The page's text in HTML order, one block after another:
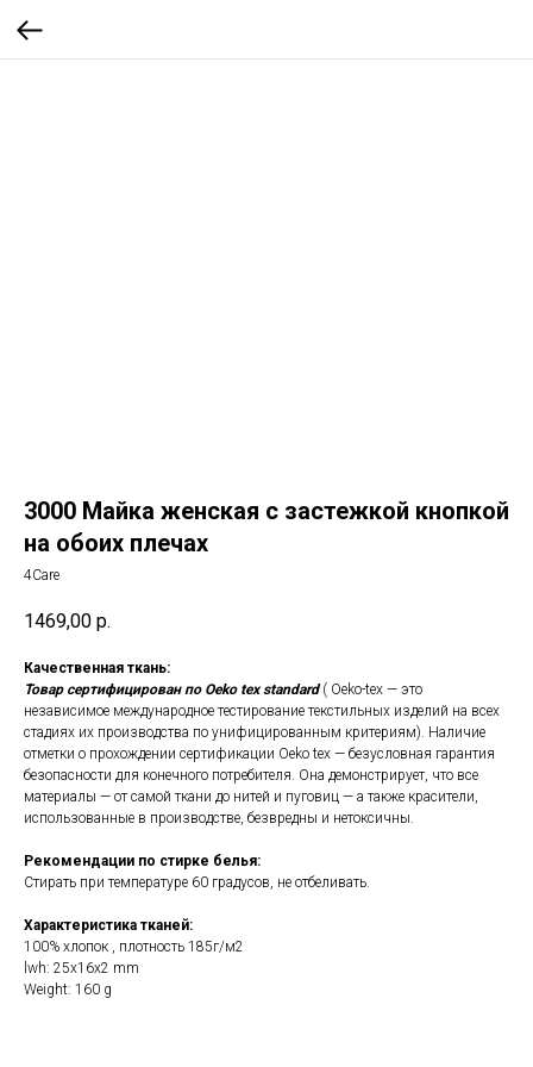
3000 Майка женская с застежкой кнопкой
на обоих плечах
4Care
1469,00 р.
Качественная ткань:
Товар сертифицирован по Oeko tex standard( Oeko-tex — это
независимое международное тестирование текстильных изделий на всех
стадиях их производства по унифицированным критериям). Наличие
отметки о прохождении сертификации Oeko tex — безусловная гарантия
безопасности для конечного потребителя. Она демонстрирует, что все
материалы — от самой ткани до нитей и пуговиц — а также красители,
использованные в производстве, безвредны и нетоксичны.
Рекомендации по стирке белья:
Стирать при температуре 60 градусов, не отбеливать.
Характеристика тканей:
100% хлопок , плотность 185г/м2
lwh: 25x16x2 mm
Weight: 160 g